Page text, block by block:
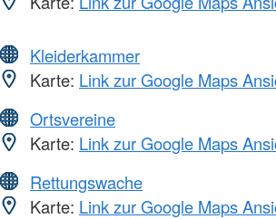
Kleiderkammer
Karte: Link zur Google Maps
Ortsvereine
Karte: Link zur Google Maps
Rettungswache
Karte: Link zur Google Maps